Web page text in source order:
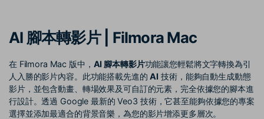
速生成相似風格影片
100 點兌積分
部落格
聯絡我們
我們隨時為您提供協助
案例分享
如何用 Filmora 做出影響力
聯盟計劃
開啟企業級合作夥伴關係
企業服務
簡單的商業影片解決方案
立即購買 登入
搜尋
AI 腳本轉影片 | Filmora Mac
在 Filmora Mac 版中， AI 腳本轉影片功能讓您輕鬆將文字轉換為引
人入勝的影片內容。此功能搭載先進的AI 技術，能夠自動生成動態
影片，並包含動畫、轉場效果及可自訂的元素，完全依據您的腳本進
行設計。透過 Google 最新的 Veo3 技術，它甚至能夠依據您的專案
選擇並添加最適合的背景音樂，為您的影片增添更多層次。